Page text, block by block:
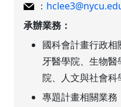
：
承辦業務：
國科會計畫行政相
牙醫學院、生物
院、人文與社會
專題計畫相關業務